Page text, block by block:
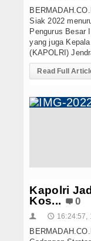
Siak 2022
Pengurus Besar
yang juga
(KAPOLRI)
Read Full
Kapolri
Kos...
0
👤 🕔 16:24:57,